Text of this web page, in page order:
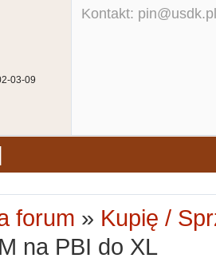
03-09
Kontakt: pin@usdk.pl
forum » Kupię /
na PBI do XL